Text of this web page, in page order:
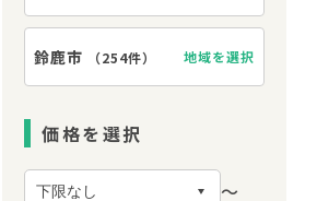
鈴鹿市 （254件） 地域を選択
価格を選択
〜